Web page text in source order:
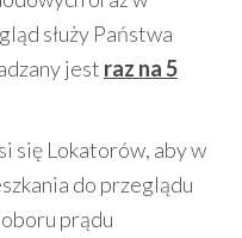
służy Państwa
jest raz na 5
się Lokatorów, aby w
do przeglądu
prądu